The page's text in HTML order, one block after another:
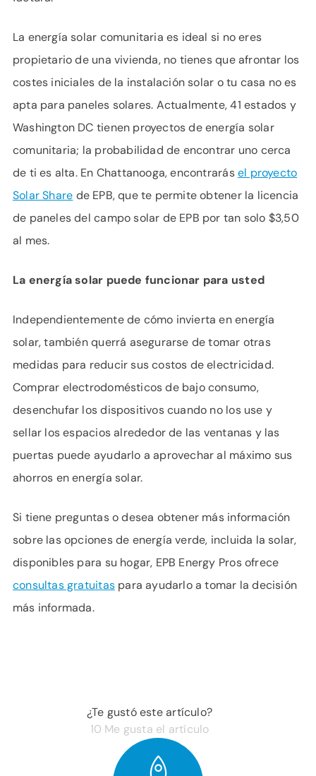
La energía solar comunitaria es ideal si no eres
propietario de una vivienda, no tienes que afrontar los
costes iniciales de la instalación solar o tu casa no es
apta para paneles solares. Actualmente, 41 estados y
Washington DC tienen proyectos de energía solar
comunitaria; la probabilidad de encontrar uno cerca
de ti es alta. En Chattanooga, encontrarásel proyecto
Solar Share de EPB, que te permite obtener la licencia
de paneles del campo solar de EPB por tan solo $3,50
al mes.
La energía solar puede funcionar para usted
Independientemente de cómo invierta en energía
solar, también querrá asegurarse de tomar otras
medidas para reducir sus costos de electricidad.
Comprar electrodomésticos de bajo consumo,
desenchufar los dispositivos cuando no los use y
sellar los espacios alrededor de las ventanas y las
puertas puede ayudarlo a aprovechar al máximo sus
ahorros en energía solar.
Si tiene preguntas o desea obtener más información
sobre las opciones de energía verde, incluida la solar,
disponibles para su hogar, EPB Energy Pros ofrece
consultas gratuitaspara ayudarlo a tomar la decisión
más informada.
¿Te gustó este artículo?
10 Me gusta el artículo